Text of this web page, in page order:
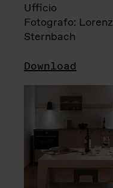
Ufficio
Fotografo: Lorenz
Sternbach
Download